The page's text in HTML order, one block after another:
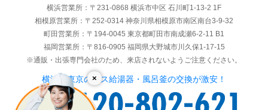
×
横浜営業所：〒231-0868 横浜市中区 石川町1-13-2 1F
相模原営業所：〒252-0314 神奈川県相模原市南区南台3-9-32
町田営業所：〒194-0045 東京都町田市南成瀬6-2-11 B1
福岡営業所：〒816-0905 福岡県大野城市川久保1-17-15
※通販・出張専門会社のため、来店されないようご注意ください。
横浜・東京のガス給湯器・風呂釜の交換が激安！